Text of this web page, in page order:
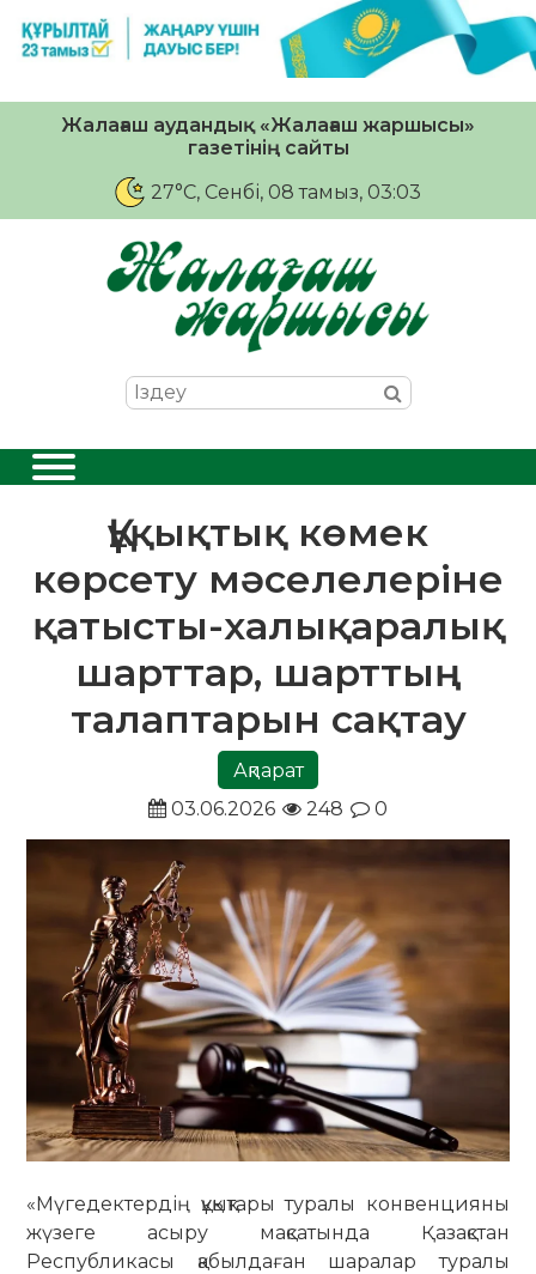
Жалағаш аудандық «Жалағаш жаршысы»
газетінің сайты
27°C, Сенбі, 08 тамыз, 03:03
Құқықтық көмек
көрсету мәселелеріне
қатысты-халықаралық
шарттар, шарттың
талаптарын сақтау
Ақпарат
03.06.2026
248 0
«Мүгедектердің құқықтары туралы конвенцияны
жүзеге асыру мақсатында Қазақстан
Республикасы қабылдаған шаралар туралы